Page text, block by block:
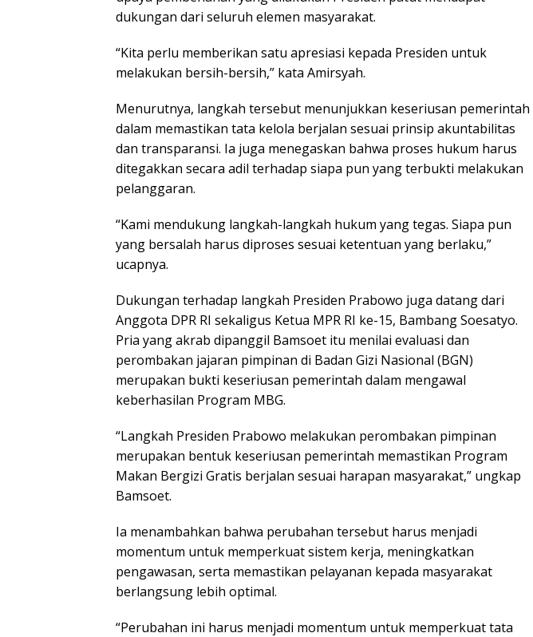
dukungan dari seluruh elemen masyarakat.
“Kita perlu memberikan satu apresiasi kepada Presiden untuk
melakukan bersih-bersih,” kata Amirsyah.
Menurutnya, langkah tersebut menunjukkan keseriusan pemerintah
dalam memastikan tata kelola berjalan sesuai prinsip akuntabilitas
dan transparansi. Ia juga menegaskan bahwa proses hukum harus
ditegakkan secara adil terhadap siapa pun yang terbukti melakukan
pelanggaran.
“Kami mendukung langkah-langkah hukum yang tegas. Siapa pun
yang bersalah harus diproses sesuai ketentuan yang berlaku,”
ucapnya.
Dukungan terhadap langkah Presiden Prabowo juga datang dari
Anggota DPR RI sekaligus Ketua MPR RI ke-15, Bambang Soesatyo.
Pria yang akrab dipanggil Bamsoet itu menilai evaluasi dan
perombakan jajaran pimpinan di Badan Gizi Nasional (BGN)
merupakan bukti keseriusan pemerintah dalam mengawal
keberhasilan Program MBG.
“Langkah Presiden Prabowo melakukan perombakan pimpinan
merupakan bentuk keseriusan pemerintah memastikan Program
Makan Bergizi Gratis berjalan sesuai harapan masyarakat,” ungkap
Bamsoet.
Ia menambahkan bahwa perubahan tersebut harus menjadi
momentum untuk memperkuat sistem kerja, meningkatkan
pengawasan, serta memastikan pelayanan kepada masyarakat
berlangsung lebih optimal.
“Perubahan ini harus menjadi momentum untuk memperkuat tata